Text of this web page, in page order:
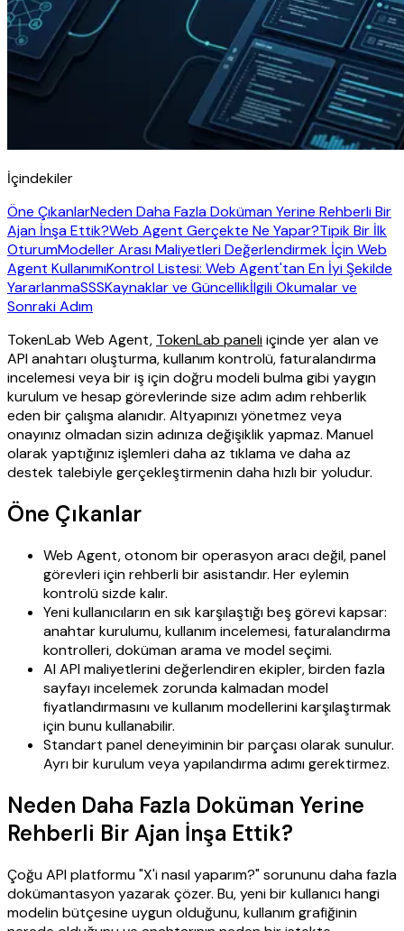
İçindekiler
Öne ÇıkanlarNeden Daha Fazla Doküman Yerine Rehberli Bir
Ajan İnşa Ettik?Web Agent Gerçekte Ne Yapar?Tipik Bir İlk
OturumModeller Arası Maliyetleri Değerlendirmek İçin Web
Agent KullanımıKontrol Listesi: Web Agent'tan En İyi Şekilde
YararlanmaSSSKaynaklar ve Güncellikİlgili Okumalar ve
Sonraki Adım
TokenLab Web Agent, TokenLab paneliiçinde yer alan ve
API anahtarı oluşturma, kullanım kontrolü, faturalandırma
incelemesi veya bir iş için doğru modeli bulma gibi yaygın
kurulum ve hesap görevlerinde size adım adım rehberlik
eden bir çalışma alanıdır. Altyapınızı yönetmez veya
onayınız olmadan sizin adınıza değişiklik yapmaz. Manuel
olarak yaptığınız işlemleri daha az tıklama ve daha az
destek talebiyle gerçekleştirmenin daha hızlı bir yoludur.
Öne Çıkanlar
Web Agent, otonom bir operasyon aracı değil, panel
görevleri için rehberli bir asistandır. Her eylemin
kontrolü sizde kalır.
Yeni kullanıcıların en sık karşılaştığı beş görevi kapsar:
anahtar kurulumu, kullanım incelemesi, faturalandırma
kontrolleri, doküman arama ve model seçimi.
AI API maliyetlerini değerlendiren ekipler, birden fazla
sayfayı incelemek zorunda kalmadan model
fiyatlandırmasını ve kullanım modellerini karşılaştırmak
için bunu kullanabilir.
Standart panel deneyiminin bir parçası olarak sunulur.
Ayrı bir kurulum veya yapılandırma adımı gerektirmez.
Neden Daha Fazla Doküman Yerine
Rehberli Bir Ajan İnşa Ettik?
Çoğu API platformu "X'i nasıl yaparım?" sorununu daha fazla
dokümantasyon yazarak çözer. Bu, yeni bir kullanıcı hangi
modelin bütçesine uygun olduğunu, kullanım grafiğinin